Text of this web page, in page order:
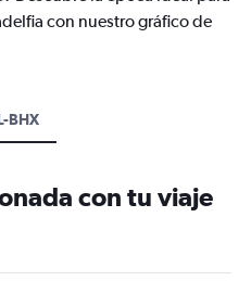
con nuestro gráfico de
BHX
con tu viaje